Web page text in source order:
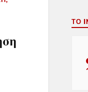
ΤΟ